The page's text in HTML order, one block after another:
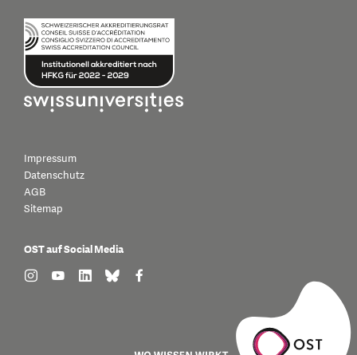
Impressum
Datenschutz
AGB
Sitemap
OST auf Social Media
find us on: instagram
find us on: youtube
find us on: linkedin
find us on: bluesky
find us on: facebook